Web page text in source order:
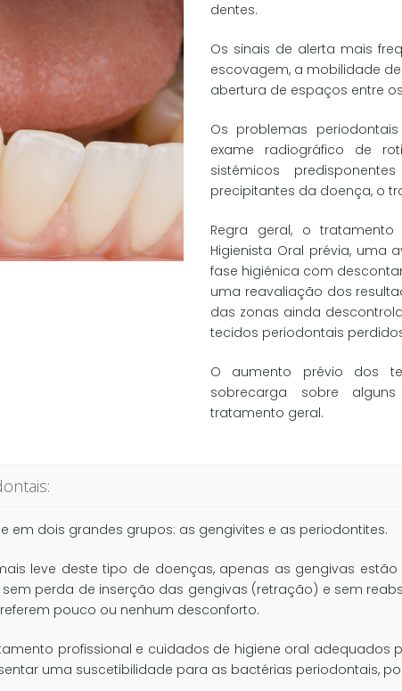
dentes.
Os sinais de alerta mais
escovagem, a mobilidade
abertura de espaços entre
Os problemas
exame radiográfico de
sistémicos
precipitantes da doença, o
Regra geral, o
Higienista Oral prévia, uma
fase higiénica com
uma reavaliação dos
das zonas ainda
tecidos periodontais
O aumento prévio dos
sobrecarga sobre
tratamento geral.
em dois grandes grupos: as gengivites e as periodontites.
leve deste tipo de doenças, apenas as gengivas
perda de inserção das gengivas (retração) e sem
pouco ou nenhum desconforto.
profissional e cuidados de higiene oral adequados
uma suscetibilidade para as bactérias periodontais,